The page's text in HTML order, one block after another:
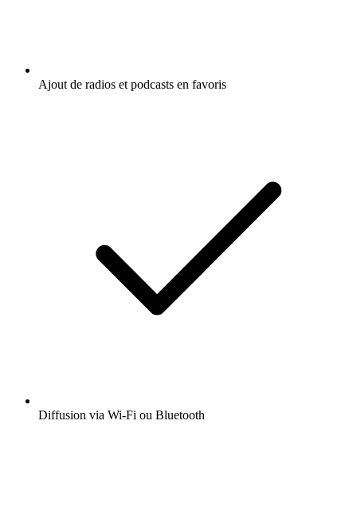
Ajout de radios et podcasts en favoris
Diffusion via Wi-Fi ou Bluetooth